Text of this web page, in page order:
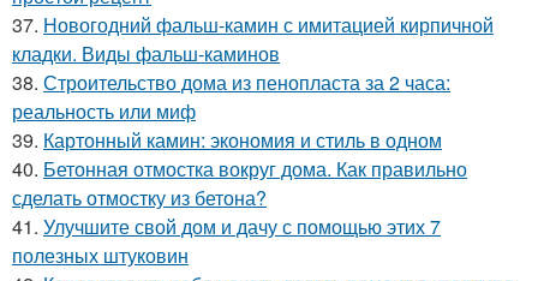
37. Новогодний фальш-камин с имитацией кирпичной
кладки. Виды фальш-каминов
38. Строительство дома из пенопласта за 2 часа:
реальность или миф
39. Картонный камин: экономия и стиль в одном
40. Бетонная отмостка вокруг дома. Как правильно
сделать отмостку из бетона?
41. Улучшите свой дом и дачу с помощью этих 7
полезных штуковин